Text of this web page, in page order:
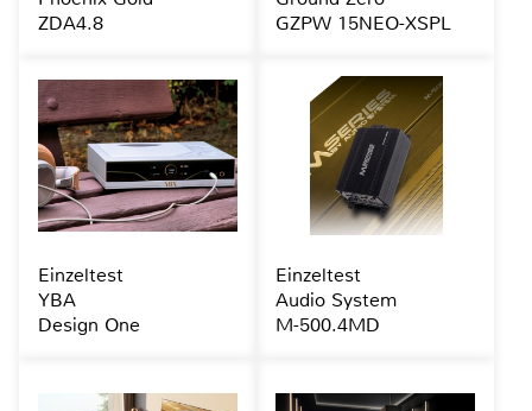
ZDA4.8
GZPW 15NEO-XSPL
Einzeltest
YBA
Design One
Einzeltest
Audio System
M-500.4MD